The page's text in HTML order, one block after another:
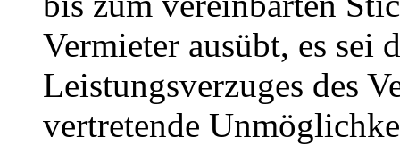
Vermieter ausübt, es sei
Leistungsverzuges des
vertretende